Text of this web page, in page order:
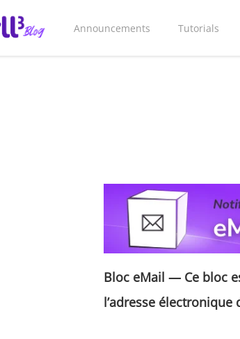
Announcements Tutorials
Bloc eMail — Ce bloc
l’adresse électronique